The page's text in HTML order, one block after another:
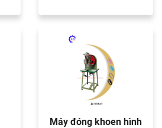
Máy đóng khoen hình